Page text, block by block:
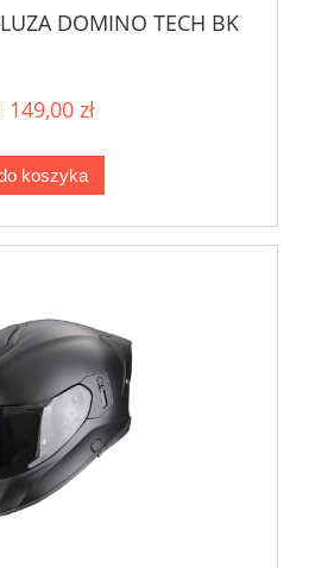
DOMINO TECH BK
149,00 zł
koszyka